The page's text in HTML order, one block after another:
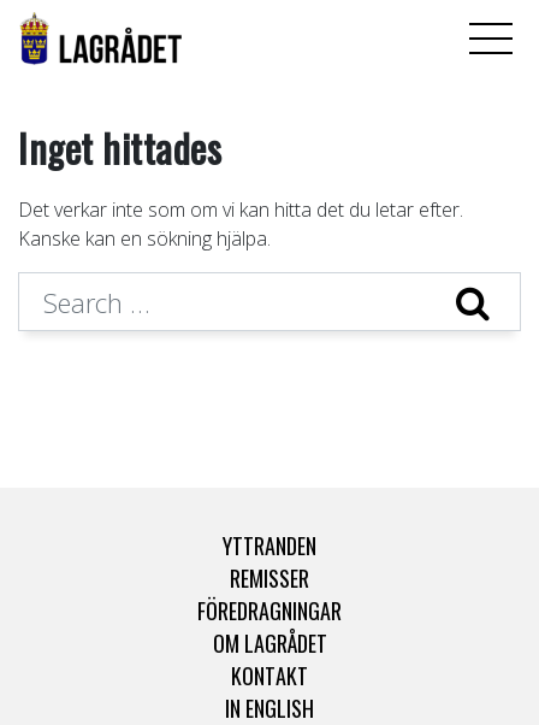
Inget hittades
Det verkar inte som om vi kan hitta det du letar efter.
Kanske kan en sökning hjälpa.
YTTRANDEN
REMISSER
FÖREDRAGNINGAR
OM LAGRÅDET
KONTAKT
IN ENGLISH